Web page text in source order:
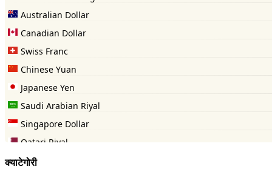
क्याटेगोरी